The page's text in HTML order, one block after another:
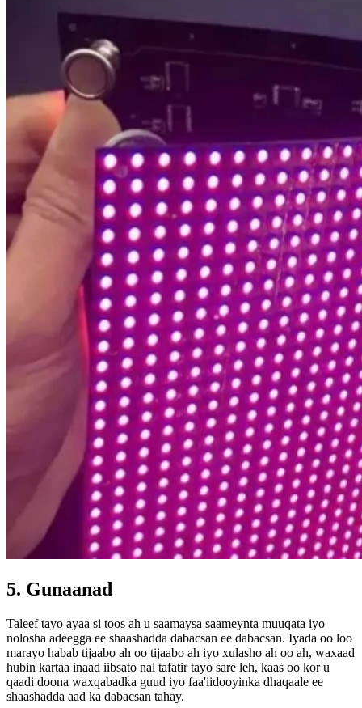
5. Gunaanad
Taleef tayo ayaa si toos ah u saamaysa saameynta muuqata iyo
nolosha adeegga ee shaashadda dabacsan ee dabacsan. Iyada oo loo
marayo habab tijaabo ah oo tijaabo ah iyo xulasho ah oo ah, waxaad
hubin kartaa inaad iibsato nal tafatir tayo sare leh, kaas oo kor u
qaadi doona waxqabadka guud iyo faa'iidooyinka dhaqaale ee
shaashadda aad ka dabacsan tahay.